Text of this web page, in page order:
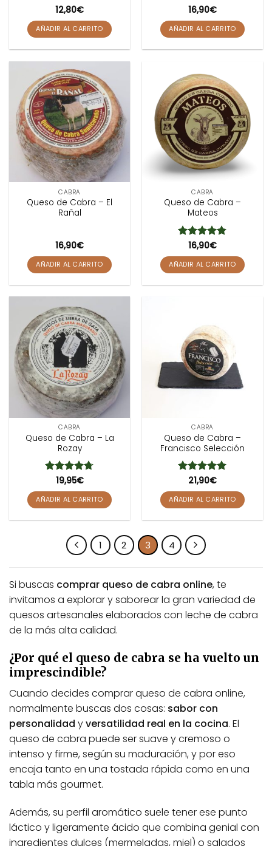
12,80€
AÑADIR AL CARRITO
Valorado
con5de 5
16,90€
AÑADIR AL CARRITO
CABRA
Queso de Cabra – El
Rañal
16,90€
AÑADIR AL CARRITO
CABRA
Queso de Cabra –
Mateos
Valorado
con4.79
de 5
16,90€
AÑADIR AL CARRITO
CABRA
Queso de Cabra – La
Rozay
Valorado
con4.67
de 5
19,95€
AÑADIR AL CARRITO
CABRA
Queso de Cabra –
Francisco Selección
Valorado
con5de 5
21,90€
AÑADIR AL CARRITO
1 2 3 4
Si buscas comprar queso de cabra online, te
invitamos a explorar y saborear la gran variedad de
quesos artesanales elaborados con leche de cabra
de la más alta calidad.
¿Por qué el queso de cabra se ha vuelto un
imprescindible?
Cuando decides comprar queso de cabra online,
normalmente buscas dos cosas: sabor con
personalidad yversatilidad real en la cocina. El
queso de cabra puede ser suave y cremoso o
intenso y firme, según su maduración, y por eso
encaja tanto en una tostada rápida como en una
tabla más gourmet.
Además, su perfil aromático suele tener ese punto
láctico y ligeramente ácido que combina genial con
ingredientes dulces (mermeladas, miel) o salados